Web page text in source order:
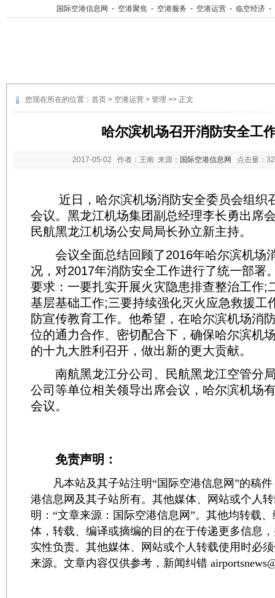
国际空港信息网 - 空港聚焦 - 空港服务 - 空港运营 - 临空经济 -
您现在所在的位置： 首页 > 空港运营 > 管理 >> 正文
哈尔滨机场召开消防安全工
2017-05-02 作者：王南 来源： 国际空港信息网 点击量：
近日，哈尔滨机场消防安全委员会组织
会议。黑龙江机场集团副总经理李长勇出席
民航黑龙江机场公安局局长孙立新主持。
会议全面总结回顾了2016年哈尔滨机场
况，对2017年消防安全工作进行了统一部署
要求：一要扎实开展火灾隐患排查整治工作;
基层基础工作;三要持续强化灭火应急救援工
防宣传教育工作。他希望，在哈尔滨机场消
位的通力合作、密切配合下，确保哈尔滨机
的十九大胜利召开，做出新的更大贡献。
南航黑龙江分公司、民航黑龙江空管分
公司等单位相关领导出席会议，哈尔滨机场
会议。
免责声明：
凡本站及其子站注明“国际空港信息网”的稿件
港信息网及其子站所有。其他媒体、网站或个人
明：“文章来源：国际空港信息网”。其他均转载
体，转载、编译或摘编的目的在于传递更多信息
实性负责。其他媒体、网站或个人转载使用时必
来源。文章内容仅供参考，新闻纠错